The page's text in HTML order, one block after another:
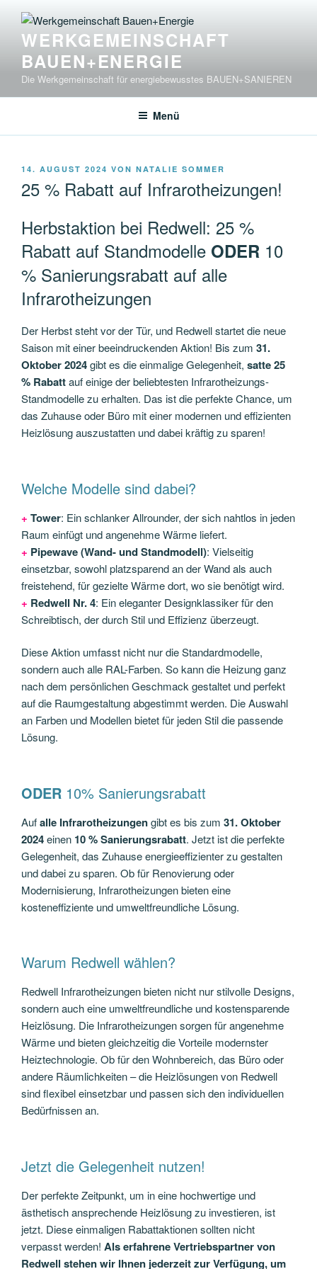
Inhalt
springenWERKGEMEINSCHAFT
BAUEN+ENERGIE
Die Werkgemeinschaft für energiebewusstes BAUEN+SANIEREN
Menü
VERÖFFENTLICHT
14. AUGUST 2024 VON NATALIE SOMMER
25 % Rabatt auf Infrarotheizungen!
Herbstaktion bei Redwell: 25 %
Rabatt auf Standmodelle ODER 10
% Sanierungsrabatt auf alle
Infrarotheizungen
Der Herbst steht vor der Tür, und Redwell startet die neue
Saison mit einer beeindruckenden Aktion! Bis zum 31.
Oktober 2024gibt es die einmalige Gelegenheit, satte 25
% Rabattauf einige der beliebtesten Infrarotheizungs-
Standmodelle zu erhalten. Das ist die perfekte Chance, um
das Zuhause oder Büro mit einer modernen und effizienten
Heizlösung auszustatten und dabei kräftig zu sparen!
Welche Modelle sind dabei?
+ Tower: Ein schlanker Allrounder, der sich nahtlos in jeden
Raum einfügt und angenehme Wärme liefert.
+ Pipewave (Wand- und Standmodell): Vielseitig
einsetzbar, sowohl platzsparend an der Wand als auch
freistehend, für gezielte Wärme dort, wo sie benötigt wird.
+ Redwell Nr. 4: Ein eleganter Designklassiker für den
Schreibtisch, der durch Stil und Effizienz überzeugt.
Diese Aktion umfasst nicht nur die Standardmodelle,
sondern auch alle RAL-Farben. So kann die Heizung ganz
nach dem persönlichen Geschmack gestaltet und perfekt
auf die Raumgestaltung abgestimmt werden. Die Auswahl
an Farben und Modellen bietet für jeden Stil die passende
Lösung.
ODER 10% Sanierungsrabatt
Aufalle Infrarotheizungengibt es bis zum 31. Oktober
2024einen 10 % Sanierungsrabatt. Jetzt ist die perfekte
Gelegenheit, das Zuhause energieeffizienter zu gestalten
und dabei zu sparen. Ob für Renovierung oder
Modernisierung, Infrarotheizungen bieten eine
kosteneffiziente und umweltfreundliche Lösung.
Warum Redwell wählen?
Redwell Infrarotheizungen bieten nicht nur stilvolle Designs,
sondern auch eine umweltfreundliche und kostensparende
Heizlösung. Die Infrarotheizungen sorgen für angenehme
Wärme und bieten gleichzeitig die Vorteile modernster
Heiztechnologie. Ob für den Wohnbereich, das Büro oder
andere Räumlichkeiten – die Heizlösungen von Redwell
sind flexibel einsetzbar und passen sich den individuellen
Bedürfnissen an.
Jetzt die Gelegenheit nutzen!
Der perfekte Zeitpunkt, um in eine hochwertige und
ästhetisch ansprechende Heizlösung zu investieren, ist
jetzt. Diese einmaligen Rabattaktionen sollten nicht
verpasst werden! Als erfahrene Vertriebspartner von
Redwell stehen wir Ihnen jederzeit zur Verfügung, um